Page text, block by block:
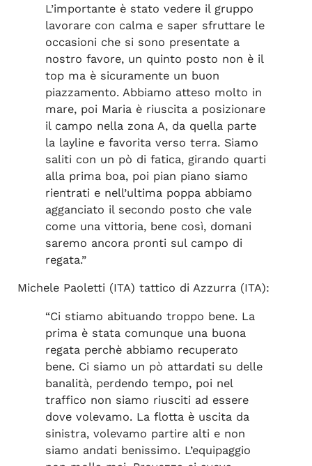
L’importante è stato vedere il gruppo
lavorare con calma e saper sfruttare le
occasioni che si sono presentate a
nostro favore, un quinto posto non è il
top ma è sicuramente un buon
piazzamento. Abbiamo atteso molto in
mare, poi Maria è riuscita a posizionare
il campo nella zona A, da quella parte
la layline e favorita verso terra. Siamo
saliti con un pò di fatica, girando quarti
alla prima boa, poi pian piano siamo
rientrati e nell’ultima poppa abbiamo
agganciato il secondo posto che vale
come una vittoria, bene così, domani
saremo ancora pronti sul campo di
regata.”
Michele Paoletti (ITA) tattico di Azzurra (ITA):
“Ci stiamo abituando troppo bene. La
prima è stata comunque una buona
regata perchè abbiamo recuperato
bene. Ci siamo un pò attardati su delle
banalità, perdendo tempo, poi nel
traffico non siamo riusciti ad essere
dove volevamo. La flotta è uscita da
sinistra, volevamo partire alti e non
siamo andati benissimo. L’equipaggio